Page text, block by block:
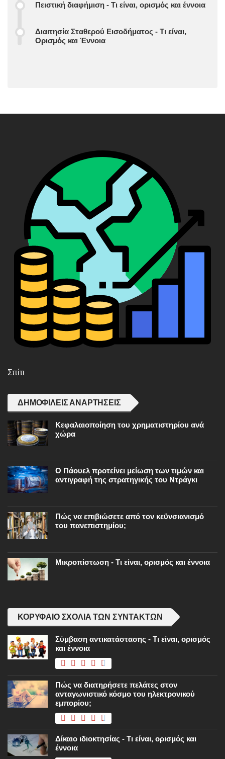
Πειστική διαφήμιση - Τι είναι, ορισμός και έννοια
Διαιτησία Σταθερού Εισοδήματος - Τι είναι,
Ορισμός και Έννοια
Σπίτι
ΔΗΜΟΦΙΛΕΊΣ ΑΝΑΡΤΉΣΕΙΣ
Κεφαλαιοποίηση του χρηματιστηρίου ανά
χώρα
Ο Πάουελ προτείνει μείωση των τιμών και
αντιγραφή της στρατηγικής του Ντράγκι
Πώς να επιβιώσετε από τον κεϋνσιανισμό
του πανεπιστημίου;
Μικροπίστωση - Τι είναι, ορισμός και έννοια
ΚΟΡΥΦΑΊΟ ΣΧΌΛΙΑ ΤΩΝ ΣΥΝΤΑΚΤΏΝ
Σύμβαση αντικατάστασης - Τι είναι, ορισμός
και έννοια
Πώς να διατηρήσετε πελάτες στον
ανταγωνιστικό κόσμο του ηλεκτρονικού
εμπορίου;
Δίκαιο ιδιοκτησίας - Τι είναι, ορισμός και
έννοια